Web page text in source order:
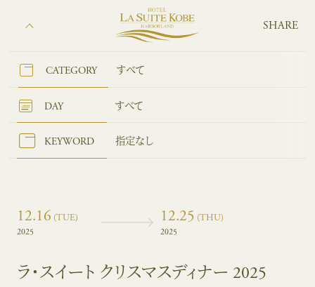
SHARE
CATEGORY すべて
DAY すべて
KEYWORD 指定なし
12.16 (TUE)
2025
12.25 (THU)
2025
ラ・スイート クリスマスディナー 2025